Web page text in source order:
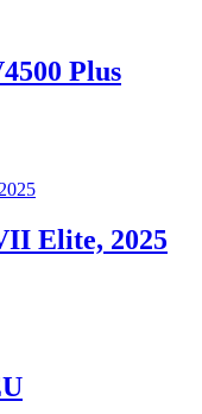
Plus
Elite, 2025